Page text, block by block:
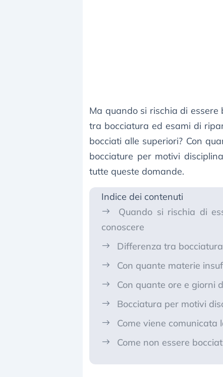
Ma quando si rischia di essere
tra bocciatura ed esami di
bocciati alle superiori? Con
bocciature per motivi
tutte queste domande.
Indice dei contenuti
Quando si rischia di
conoscere
Differenza tra
Con quante materie
Con quante ore e giorni
Bocciatura per motivi
Come viene comunicata
Come non essere